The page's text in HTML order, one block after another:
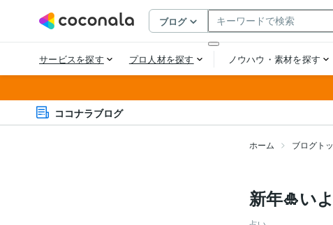
ココナラブログ
ホーム ブログト
新年🎍い